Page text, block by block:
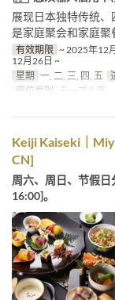
展现日本独特传统
是家庭聚会和家庭聚
有效期限 ~ 2025年12
12月26日 ~
星期 一, 二, 三, 四, 五
座位类别
テーブル席
Keiji Kaiseki｜
CN]
周六、周日、节假
16:00]。